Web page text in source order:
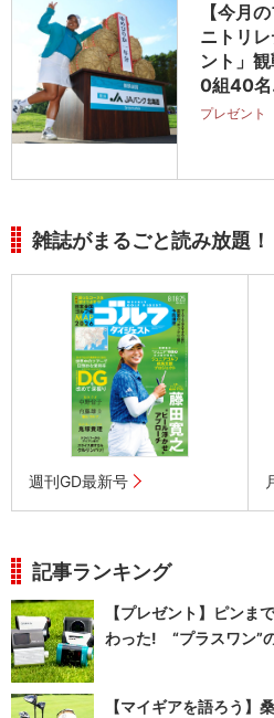
【今月
ニトリ
ント」
0組40
プレゼント
雑誌がまるごと読み放題！
週刊GD最新号
記事ランキング
【プレゼント】ピンま
わった! “プラスワン”
【マイギアを語ろう